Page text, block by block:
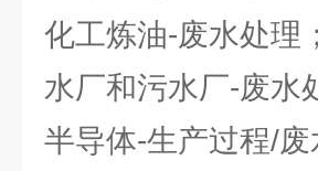
化工炼油-废水处理；
水厂和污水厂-废水
半导体-生产过程/废